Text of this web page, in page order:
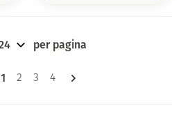
Pagina's
U lees momenteel pagina
1 Pagina
2 Pagina
3 Pagina
4
per pagina